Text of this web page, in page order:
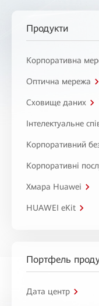
Продукти
Корпоративна
Оптична мережа
Сховище даних
Інтелектуальне
Корпоративний
Корпоративні
Хмара Huawei
HUAWEI eKit
Портфель
Дата центр